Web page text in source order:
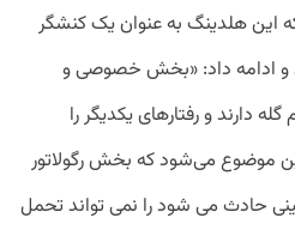
این هلدینگ به عنوان یک کنشگر
و ادامه داد: «بخش خصوصی و
دارند و رفتارهای یکدیگر را
موضوع می‌شود که بخش رگولاتور
حادث می شود را نمی تواند تحمل